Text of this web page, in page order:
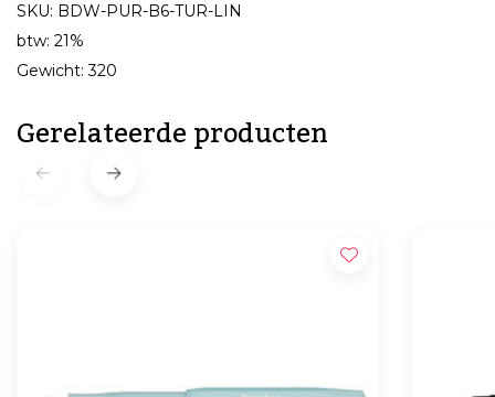
SKU: BDW-PUR-B6-TUR-LIN
btw: 21%
Gewicht: 320
Gerelateerde producten